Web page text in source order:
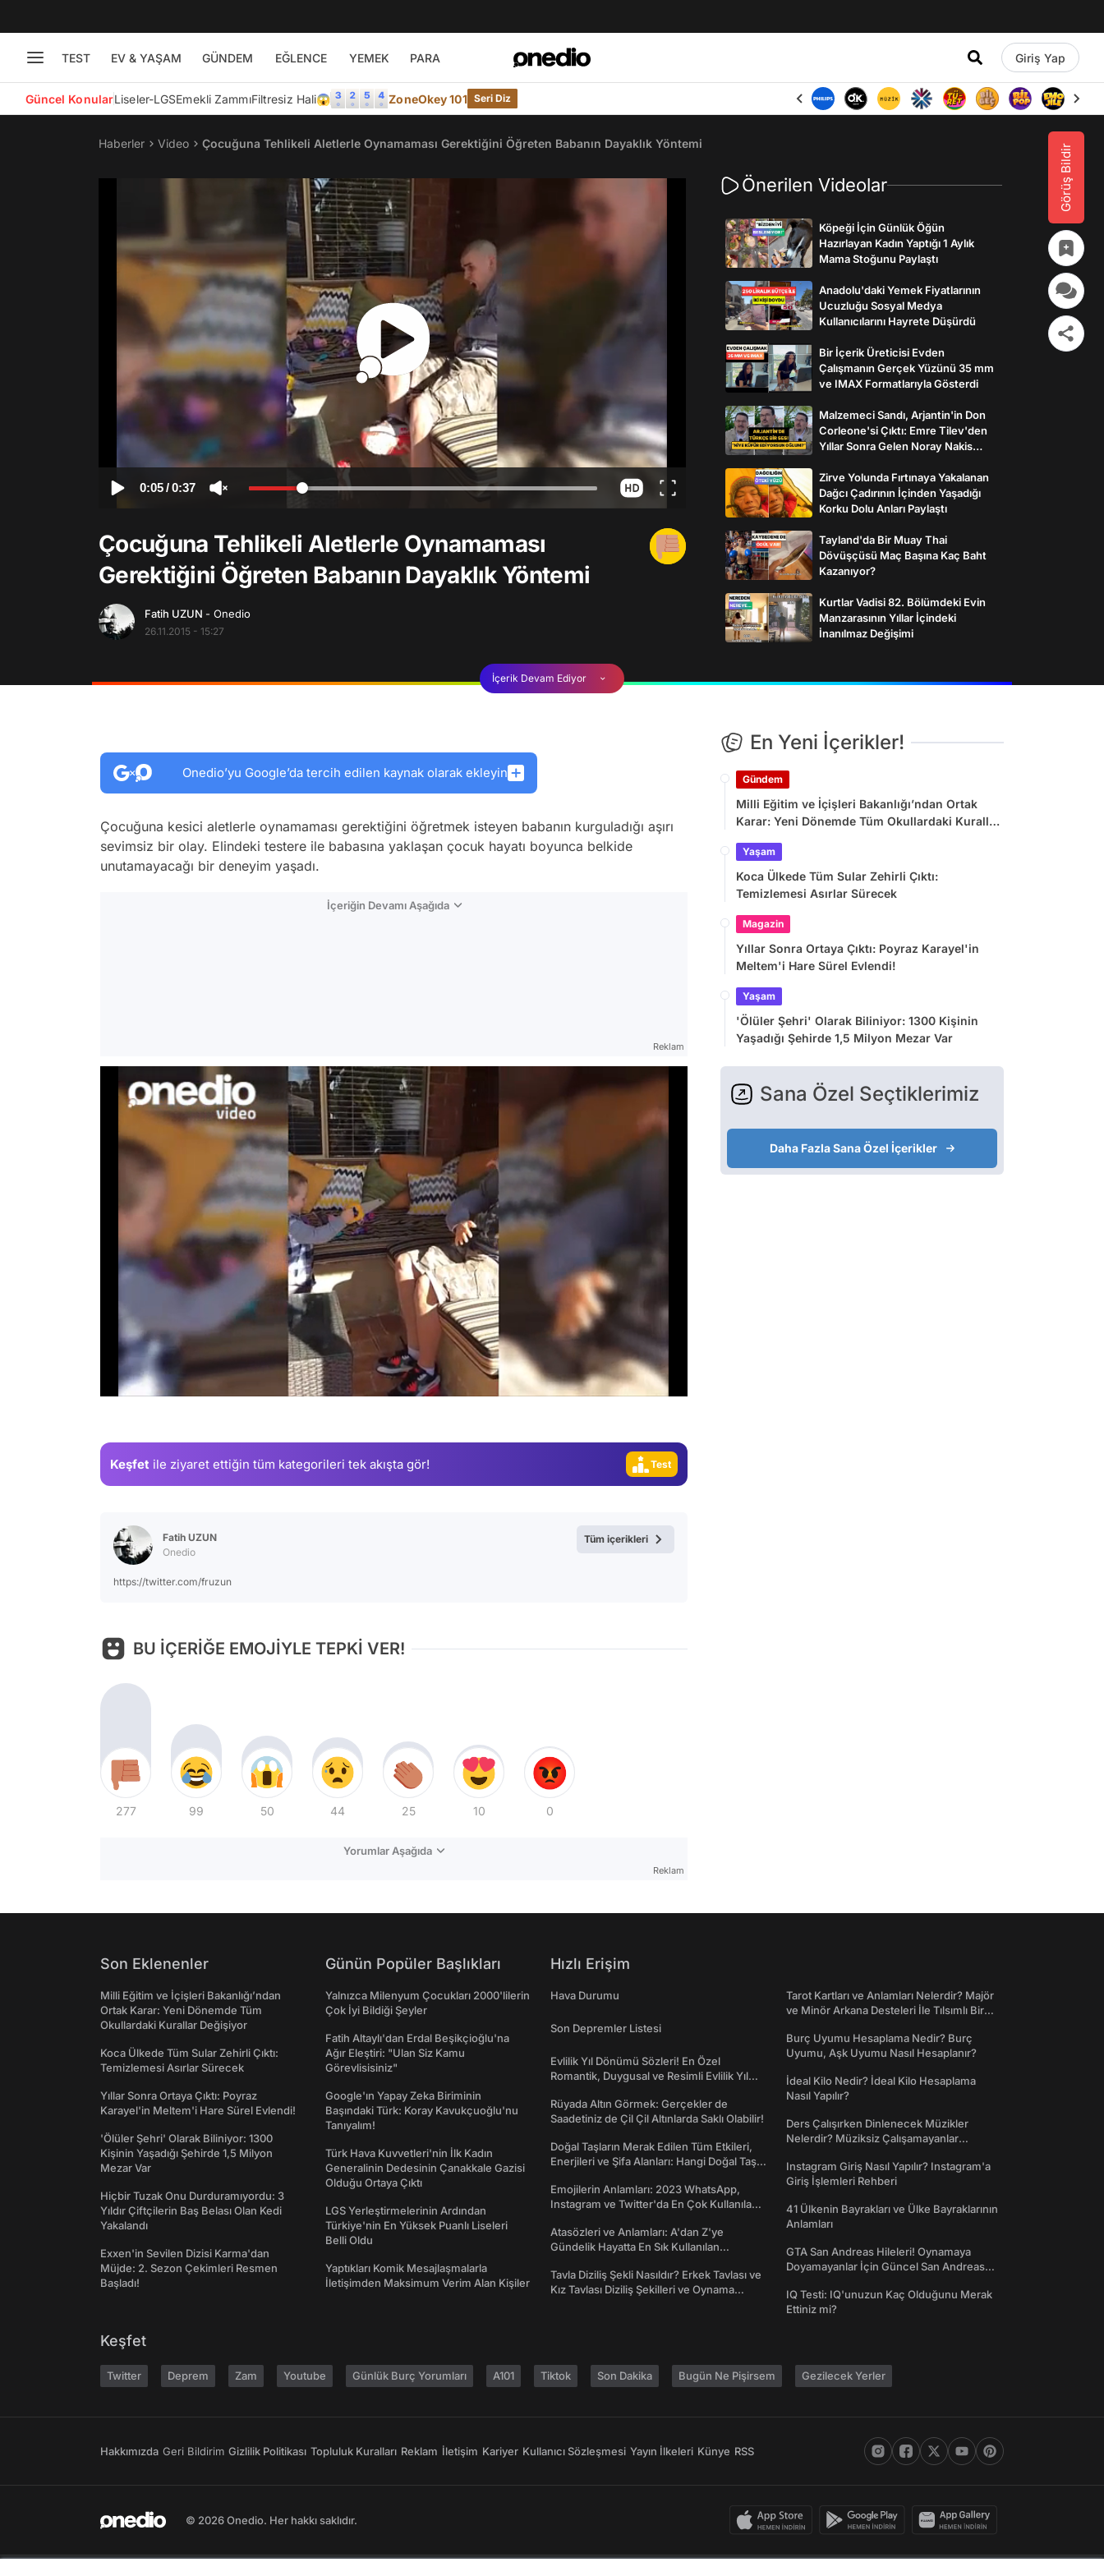
TEST EV & YAŞAM GÜNDEM EĞLENCE YEMEK PARA Giriş Yap
Güncel KonularLiseler-LGSEmekli ZammıFiltresiz Hali😱 ZoneOkey 101 Seri Diz
Görüş Bildir
Haberler Video Çocuğuna Tehlikeli Aletlerle Oynamaması Gerektiğini Öğreten Babanın Dayaklık Yöntemi
0:05/0:37
Çocuğuna Tehlikeli Aletlerle Oynamaması
Gerektiğini Öğreten Babanın Dayaklık Yöntemi
Fatih UZUN - Onedio
26.11.2015 - 15:27
Önerilen Videolar
Köpeği İçin Günlük Öğün
Hazırlayan Kadın Yaptığı 1 Aylık
Mama Stoğunu Paylaştı
Anadolu'daki Yemek Fiyatlarının
Ucuzluğu Sosyal Medya
Kullanıcılarını Hayrete Düşürdü
Bir İçerik Üreticisi Evden
Çalışmanın Gerçek Yüzünü 35 mm
ve IMAX Formatlarıyla Gösterdi
Malzemeci Sandı, Arjantin'in Don
Corleone'si Çıktı: Emre Tilev'den
Yıllar Sonra Gelen Noray Nakis
Zirve Yolunda Fırtınaya Yakalanan
Dağcı Çadırının İçinden Yaşadığı
Korku Dolu Anları Paylaştı
Tayland'da Bir Muay Thai
Dövüşçüsü Maç Başına Kaç Baht
Kazanıyor?
Kurtlar Vadisi 82. Bölümdeki Evin
Manzarasının Yıllar İçindeki
İnanılmaz Değişimi
İçerik Devam Ediyor
Onedio’yu Google’da tercih edilen kaynak olarak ekleyin
Çocuğuna kesici aletlerle oynamaması gerektiğini öğretmek isteyen babanın kurguladığı aşırı
sevimsiz bir olay. Elindeki testere ile babasına yaklaşan çocuk hayatı boyunca belkide
unutamayacağı bir deneyim yaşadı.
İçeriğin Devamı Aşağıda
Reklam
/
Keşfet ile ziyaret ettiğin tüm kategorileri tek akışta gör!
Gündem
Test
Fatih UZUN
Onedio
https://twitter.com/fruzun
Tüm içerikleri
BU İÇERİĞE EMOJİYLE TEPKİ VER!
277 99 50 44 25 10 0
Yorumlar Aşağıda
Reklam
En Yeni İçerikler!
Gündem
Milli Eğitim ve İçişleri Bakanlığı’ndan Ortak
Karar: Yeni Dönemde Tüm Okullardaki Kurallar
Yaşam
Koca Ülkede Tüm Sular Zehirli Çıktı:
Temizlemesi Asırlar Sürecek
Magazin
Yıllar Sonra Ortaya Çıktı: Poyraz Karayel'in
Meltem'i Hare Sürel Evlendi!
Yaşam
'Ölüler Şehri' Olarak Biliniyor: 1300 Kişinin
Yaşadığı Şehirde 1,5 Milyon Mezar Var
Sana Özel Seçtiklerimiz
Daha Fazla Sana Özel İçerikler
Son Eklenenler
Milli Eğitim ve İçişleri Bakanlığı’ndan
Ortak Karar: Yeni Dönemde Tüm
Okullardaki Kurallar Değişiyor
Koca Ülkede Tüm Sular Zehirli Çıktı:
Temizlemesi Asırlar Sürecek
Yıllar Sonra Ortaya Çıktı: Poyraz
Karayel'in Meltem'i Hare Sürel Evlendi!
'Ölüler Şehri' Olarak Biliniyor: 1300
Kişinin Yaşadığı Şehirde 1,5 Milyon
Mezar Var
Hiçbir Tuzak Onu Durduramıyordu: 3
Yıldır Çiftçilerin Baş Belası Olan Kedi
Yakalandı
Exxen'in Sevilen Dizisi Karma'dan
Müjde: 2. Sezon Çekimleri Resmen
Başladı!
Günün Popüler Başlıkları
Yalnızca Milenyum Çocukları 2000'lilerin
Çok İyi Bildiği Şeyler
Fatih Altaylı'dan Erdal Beşikçioğlu'na
Ağır Eleştiri: "Ulan Siz Kamu
Görevlisisiniz"
Google'ın Yapay Zeka Biriminin
Başındaki Türk: Koray Kavukçuoğlu'nu
Tanıyalım!
Türk Hava Kuvvetleri'nin İlk Kadın
Generalinin Dedesinin Çanakkale Gazisi
Olduğu Ortaya Çıktı
LGS Yerleştirmelerinin Ardından
Türkiye'nin En Yüksek Puanlı Liseleri
Belli Oldu
Yaptıkları Komik Mesajlaşmalarla
İletişimden Maksimum Verim Alan Kişiler
Hızlı Erişim
Hava Durumu
Son Depremler Listesi
Evlilik Yıl Dönümü Sözleri! En Özel
Romantik, Duygusal ve Resimli Evlilik Yıl
Rüyada Altın Görmek: Gerçekler de
Saadetiniz de Çil Çil Altınlarda Saklı Olabilir!
Doğal Taşların Merak Edilen Tüm Etkileri,
Enerjileri ve Şifa Alanları: Hangi Doğal Taş
Emojilerin Anlamları: 2023 WhatsApp,
Instagram ve Twitter'da En Çok Kullanılan
Atasözleri ve Anlamları: A'dan Z'ye
Gündelik Hayatta En Sık Kullanılan
Tavla Diziliş Şekli Nasıldır? Erkek Tavlası ve
Kız Tavlası Diziliş Şekilleri ve Oynama
Tarot Kartları ve Anlamları Nelerdir? Majör
ve Minör Arkana Desteleri İle Tılsımlı Bir
Burç Uyumu Hesaplama Nedir? Burç
Uyumu, Aşk Uyumu Nasıl Hesaplanır?
İdeal Kilo Nedir? İdeal Kilo Hesaplama
Nasıl Yapılır?
Ders Çalışırken Dinlenecek Müzikler
Nelerdir? Müziksiz Çalışamayanlar
Instagram Giriş Nasıl Yapılır? Instagram'a
Giriş İşlemleri Rehberi
41 Ülkenin Bayrakları ve Ülke Bayraklarının
Anlamları
GTA San Andreas Hileleri! Oynamaya
Doyamayanlar İçin Güncel San Andreas
IQ Testi: IQ'unuzun Kaç Olduğunu Merak
Ettiniz mi?
Keşfet
Twitter Deprem Zam Youtube Günlük Burç Yorumları A101 Tiktok Son Dakika Bugün Ne Pişirsem Gezilecek Yerler
Hakkımızda Geri Bildirim Gizlilik Politikası Topluluk Kuralları Reklam İletişim Kariyer Kullanıcı Sözleşmesi Yayın İlkeleri Künye RSS
© 2026 Onedio. Her hakkı saklıdır.